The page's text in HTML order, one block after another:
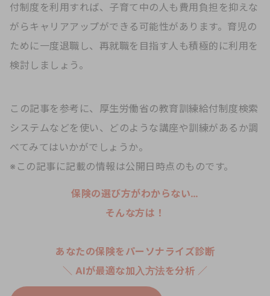
付制度を利用すれば、子育て中の人も費用負担を抑えな
がらキャリアアップができる可能性があります。育児の
ために一度退職し、再就職を目指す人も積極的に利用を
検討しましょう。
この記事を参考に、厚生労働省の教育訓練給付制度検索
システムなどを使い、どのような講座や訓練があるか調
べてみてはいかがでしょうか。
※この記事に記載の情報は公開日時点のものです。
保険の選び方がわからない…
そんな方は！
あなたの保険をパーソナライズ診断
＼ AIが最適な加入方法を分析 ／